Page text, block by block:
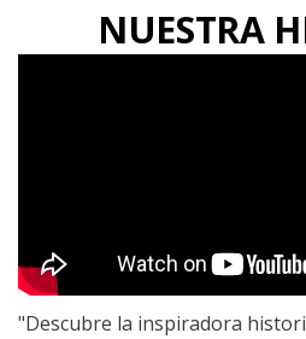
NUESTRA
"Descubre la inspiradora